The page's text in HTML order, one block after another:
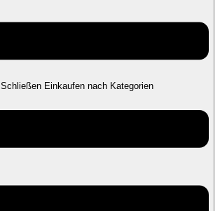
Schließen Einkaufen nach Kategorien